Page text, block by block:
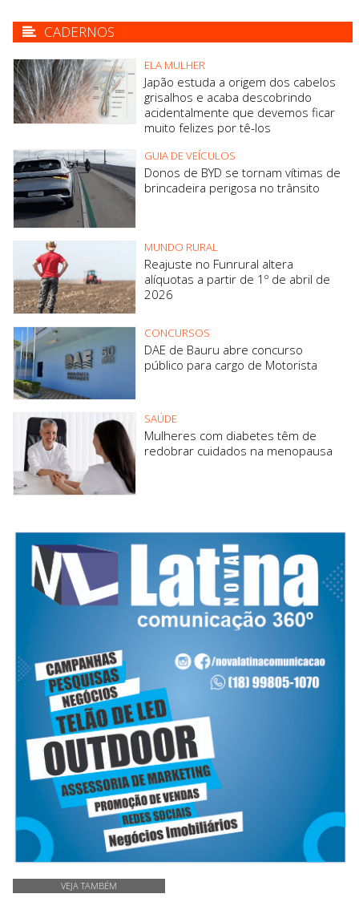
CADERNOS
ELA MULHER
Japão estuda a origem dos cabelos
grisalhos e acaba descobrindo
acidentalmente que devemos ficar
muito felizes por tê-los
GUIA DE VEÍCULOS
Donos de BYD se tornam vítimas de
brincadeira perigosa no trânsito
MUNDO RURAL
Reajuste no Funrural altera
alíquotas a partir de 1º de abril de
2026
CONCURSOS
DAE de Bauru abre concurso
público para cargo de Motorista
SAÚDE
Mulheres com diabetes têm de
redobrar cuidados na menopausa
VEJA TAMBÉM